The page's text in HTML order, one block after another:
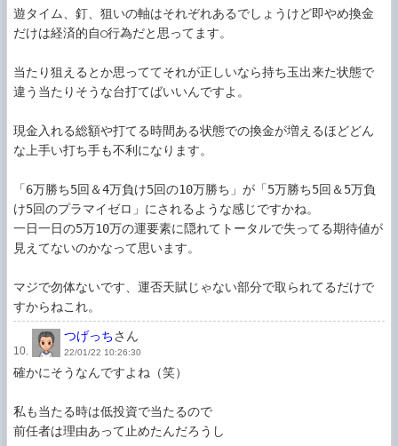
遊タイム、釘、狙いの軸はそれぞれあるでしょうけど即やめ換金
だけは経済的自○行為だと思ってます。
当たり狙えるとか思っててそれが正しいなら持ち玉出来た状態で
違う当たりそうな台打てばいいんですよ。
現金入れる総額や打てる時間ある状態での換金が増えるほどどん
な上手い打ち手も不利になります。
「6万勝ち5回＆4万負け5回の10万勝ち」が「5万勝ち5回＆5万負
け5回のプラマイゼロ」にされるような感じですかね。
一日一日の5万10万の運要素に隠れてトータルで失ってる期待値が
見えてないのかなって思います。
マジで勿体ないです、運否天賦じゃない部分で取られてるだけで
すからねこれ。
10.
つげっちさん
22/01/22 10:26:30
確かにそうなんですよね（笑）
私も当たる時は低投資で当たるので
前任者は理由あって止めたんだろうし